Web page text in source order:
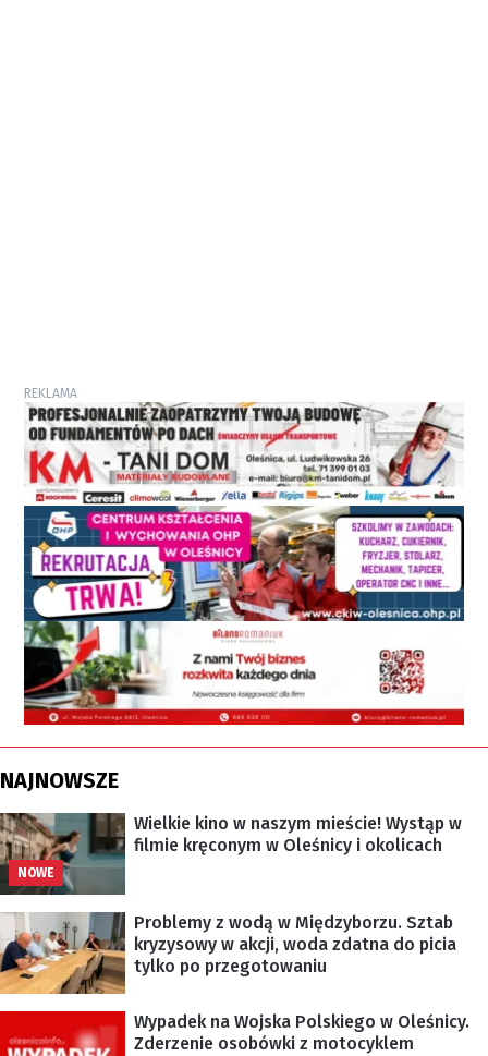
REKLAMA
NAJNOWSZE
NOWE
Wielkie kino w naszym mieście! Wystąp w
filmie kręconym w Oleśnicy i okolicach
Problemy z wodą w Międzyborzu. Sztab
kryzysowy w akcji, woda zdatna do picia
tylko po przegotowaniu
Wypadek na Wojska Polskiego w Oleśnicy.
Zderzenie osobówki z motocyklem